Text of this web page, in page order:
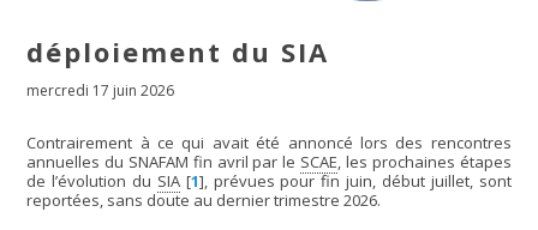
déploiement du SIA
mercredi 17 juin 2026
Contrairement à ce qui avait été annoncé lors des rencontres
annuelles du SNAFAM fin avril par le SCAE, les prochaines étapes
de l’évolution du SIA[1], prévues pour fin juin, début juillet, sont
reportées, sans doute au dernier trimestre 2026.